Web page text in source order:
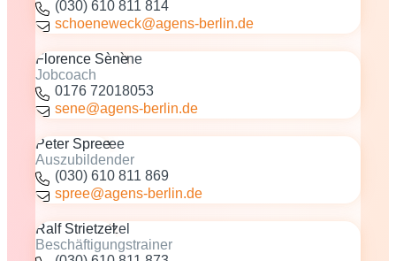
(030) 610 811 814
schoeneweck@agens-berlin.de
Florence Sène
Jobcoach
0176 72018053
sene@agens-berlin.de
Peter Spree
Auszubildender
(030) 610 811 869
spree@agens-berlin.de
Ralf Strietzel
Beschäftigungstrainer